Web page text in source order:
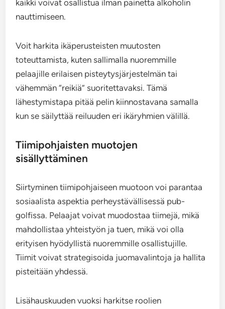
kaikki voivat osallistua ilman painetta alkoholin
nauttimiseen.
Voit harkita ikäperusteisten muutosten
toteuttamista, kuten sallimalla nuoremmille
pelaajille erilaisen pisteytysjärjestelmän tai
vähemmän “reikiä” suoritettavaksi. Tämä
lähestymistapa pitää pelin kiinnostavana samalla
kun se säilyttää reiluuden eri ikäryhmien välillä.
Tiimipohjaisten muotojen
sisällyttäminen
Siirtyminen tiimipohjaiseen muotoon voi parantaa
sosiaalista aspektia perheystävällisessä pub-
golfissa. Pelaajat voivat muodostaa tiimejä, mikä
mahdollistaa yhteistyön ja tuen, mikä voi olla
erityisen hyödyllistä nuoremmille osallistujille.
Tiimit voivat strategisoida juomavalintoja ja hallita
pisteitään yhdessä.
Lisähauskuuden vuoksi harkitse roolien